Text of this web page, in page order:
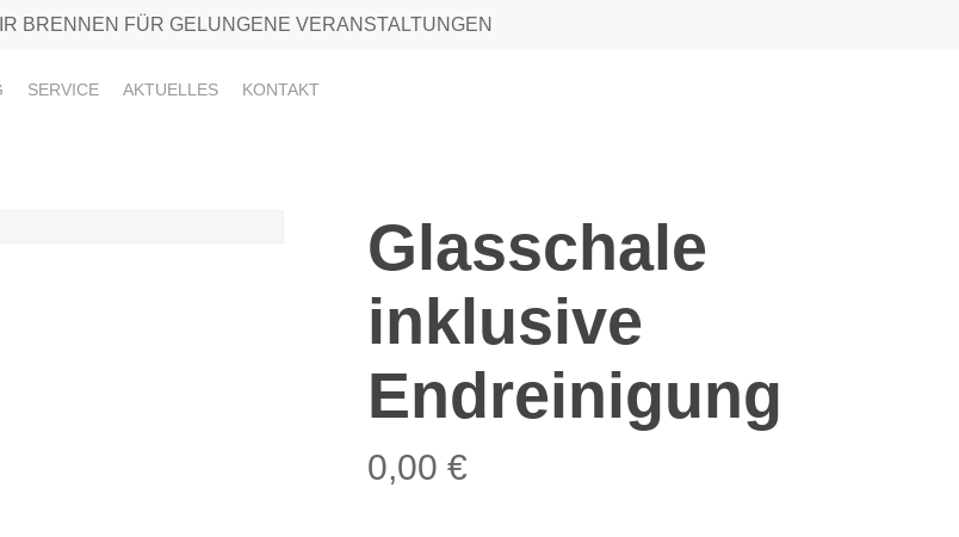
BRENNEN FÜR GELUNGENE VERANSTALTUNGEN
SERVICE AKTUELLES KONTAKT
Glasschale
inklusive
Endreinigung
0,00 €